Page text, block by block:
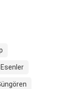
Esenler